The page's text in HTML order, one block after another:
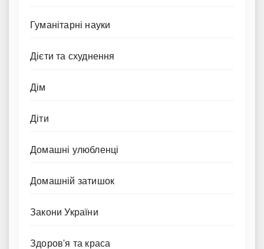
Гуманітарні науки
Дієти та схуднення
Дім
Діти
Домашні улюбленці
Домашній затишок
Закони України
Здоров'я та краса